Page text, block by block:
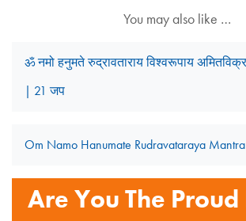
You may also like …
ॐ नमो हनुमते रुद्रावताराय विश्वरूपाय
| 21 जप
Om Namo Hanumate Rudravataraya
Are You The